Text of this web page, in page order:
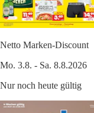
Netto Marken-Discount
Mo. 3.8. - Sa. 8.8.2026
Nur noch heute gültig